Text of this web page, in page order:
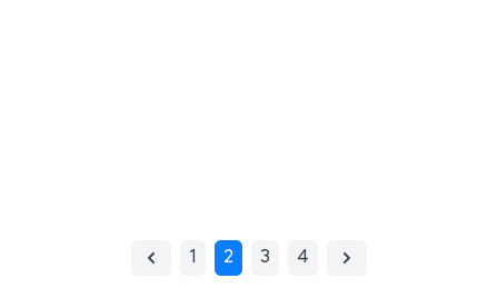
1 2 3 4